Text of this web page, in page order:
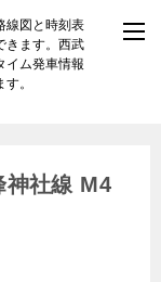
線図と時刻表
きます。西武
イム発車情報
。
神社線 M4